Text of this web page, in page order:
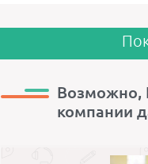
Возможно,
компании